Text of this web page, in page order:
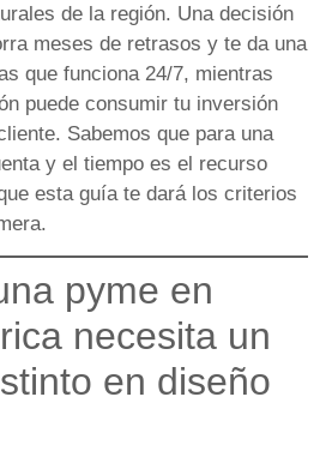
de la región. Una decisión
meses de retrasos y te da una
que funciona 24/7, mientras
puede consumir tu inversión
Sabemos que para una
y el tiempo es el recurso
esta guía te dará los criterios
pyme en
necesita un
en diseño